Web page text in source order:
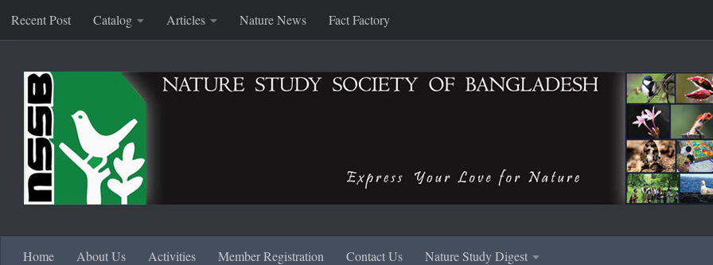
Skip to content
Recent Post Catalog Articles Nature News Fact Factory
Home About Us Activities Member Registration Contact Us Nature Study Digest